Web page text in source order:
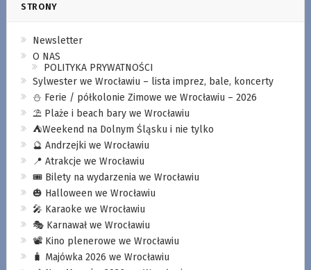
STRONY
Newsletter
O NAS
POLITYKA PRYWATNOŚCI
Sylwester we Wrocławiu – lista imprez, bale, koncerty
⛄️ Ferie / półkolonie Zimowe we Wrocławiu – 2026
⛱️ Plaże i beach bary we Wrocławiu
⛺️Weekend na Dolnym Śląsku i nie tylko
🔮 Andrzejki we Wrocławiu
📍 Atrakcje we Wrocławiu
🎟️ Bilety na wydarzenia we Wrocławiu
🎃 Halloween we Wrocławiu
🎤 Karaoke we Wrocławiu
🎭 Karnawał we Wrocławiu
📽️ Kino plenerowe we Wrocławiu
🧳 Majówka 2026 we Wrocławiu